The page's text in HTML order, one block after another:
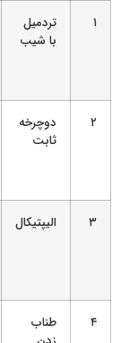
۱
تردمیل
با شیب
۲
دوچرخه
ثابت
۳ الیپتیکال
۴
طناب